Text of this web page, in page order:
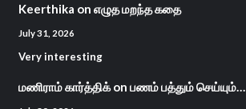
Keerthika on எழுத மறந்த கதை
July 31, 2026
Very interesting
மணிராம் கார்த்திக்on பணம் பத்தும் செய்யும்…